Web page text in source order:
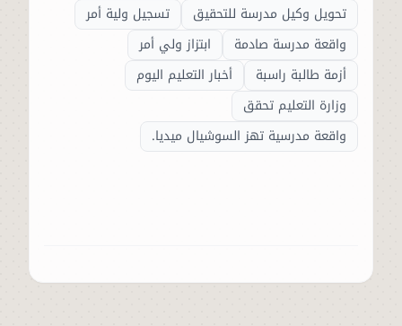
تحويل وكيل مدرسة للتحقيق
تسجيل ولية أمر
واقعة مدرسة صادمة
ابتزاز ولي أمر
أزمة طالبة راسبة
أخبار التعليم اليوم
وزارة التعليم تحقق
واقعة مدرسية تهز السوشيال ميديا.